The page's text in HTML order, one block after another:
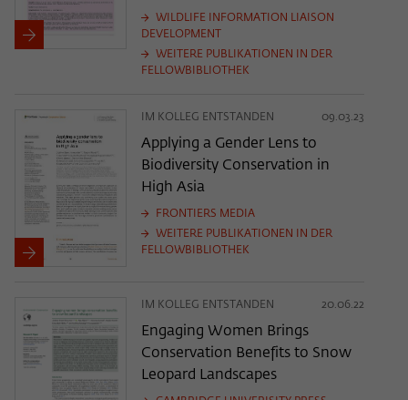
WILDLIFE INFORMATION LIAISON
DEVELOPMENT
WEITERE PUBLIKATIONEN IN DER
FELLOWBIBLIOTHEK
IM KOLLEG ENTSTANDEN 09.03.23
Applying a Gender Lens to
Biodiversity Conservation in
High Asia
FRONTIERS MEDIA
WEITERE PUBLIKATIONEN IN DER
FELLOWBIBLIOTHEK
IM KOLLEG ENTSTANDEN 20.06.22
Engaging Women Brings
Conservation Benefits to Snow
Leopard Landscapes